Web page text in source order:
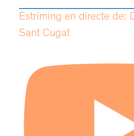
Estríming en directe de:
Sant Cugat